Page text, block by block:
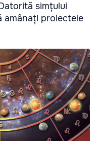
simțului
amânați proiectele